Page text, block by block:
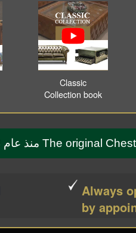
Classic
Collection book
Always
by